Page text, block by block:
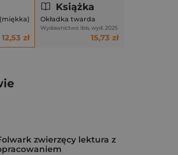
12,53 zł
Książka
Okładka twarda
Wydawnictwo Ibis, wyd. 2025
15,73 zł
zwierzęcy lektura z